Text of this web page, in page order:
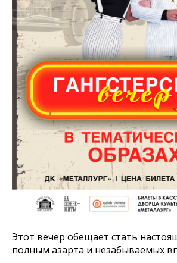
Этот вечер обещает стать
полным азарта и незабываемых